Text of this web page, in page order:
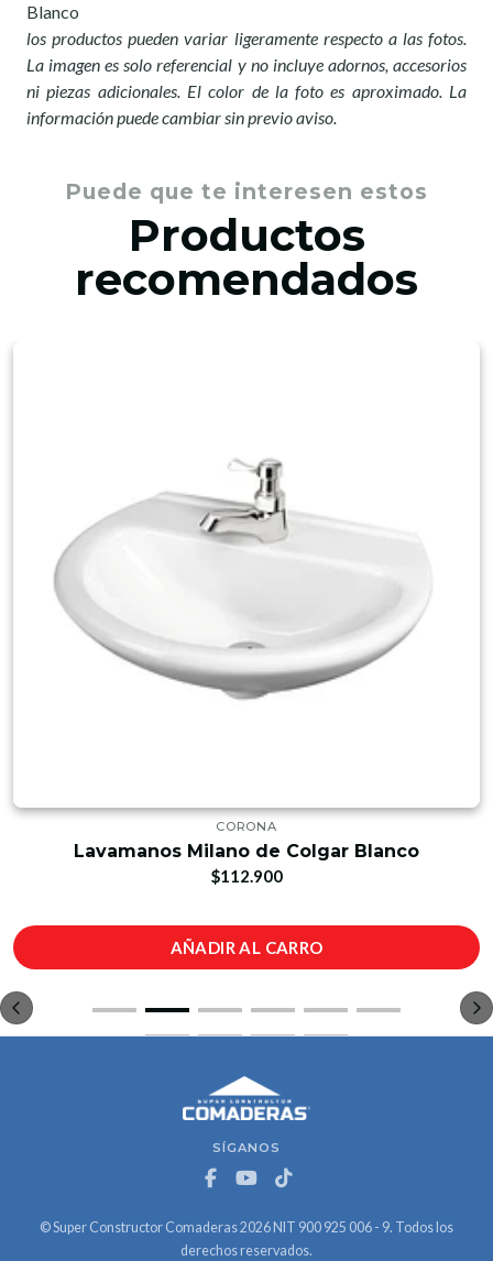
Blanco
los productos pueden variar ligeramente respecto a las fotos.
La imagen es solo referencial y no incluye adornos, accesorios
ni piezas adicionales. El color de la foto es aproximado. La
información puede cambiar sin previo aviso.
Puede que te interesen estos
Productos
recomendados
CORONA
Lavamanos Milano de Colgar Blanco
$112.900
AÑADIR AL CARRO
SÍGANOS
© Super Constructor Comaderas 2026 NIT 900 925 006 - 9. Todos los
derechos reservados.